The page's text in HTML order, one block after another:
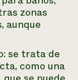
zonas
aunque
se trata de
como una